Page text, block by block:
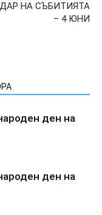
НА СЪБИТИЯТА
– 4 ЮНИ
ден на
ден на